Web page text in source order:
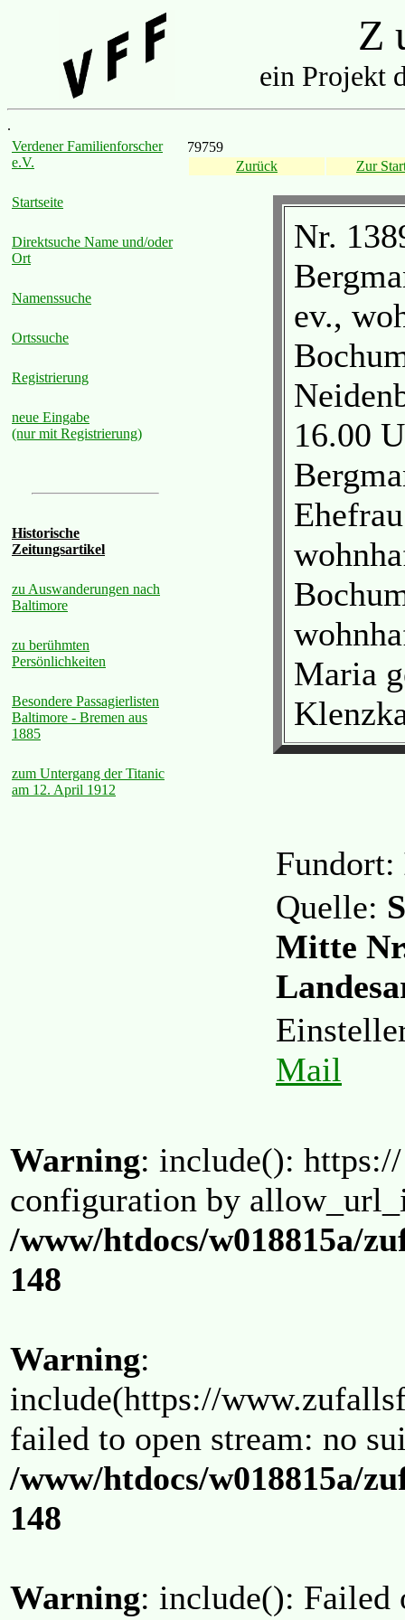
Z
ein Projekt
.
Verdener Familienforscher
e.V.
Startseite
Direktsuche Name und/oder
Ort
Namenssuche
Ortssuche
Registrierung
neue Eingabe
(nur mit Registrierung)
Historische
Zeitungsartikel
zu Auswanderungen nach
Baltimore
zu berühmten
Persönlichkeiten
Besondere Passagierlisten
Baltimore - Bremen aus
1885
zum Untergang der Titanic
am 12. April 1912
79759
Zurück
Zur
Nr.
ev.,
16.00
Maria
Fundort:
Quelle:
Mitte
Mail
Warning: include():
configuration by
/www/htdocs/w018815a/
148
Warning:
include(https://
failed to open stream: no
/www/htdocs/w018815a/
148
Warning: include(): Failed